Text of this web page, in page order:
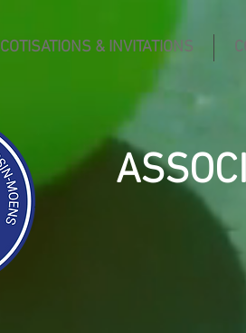
COTISATIONS & INVITATIONS